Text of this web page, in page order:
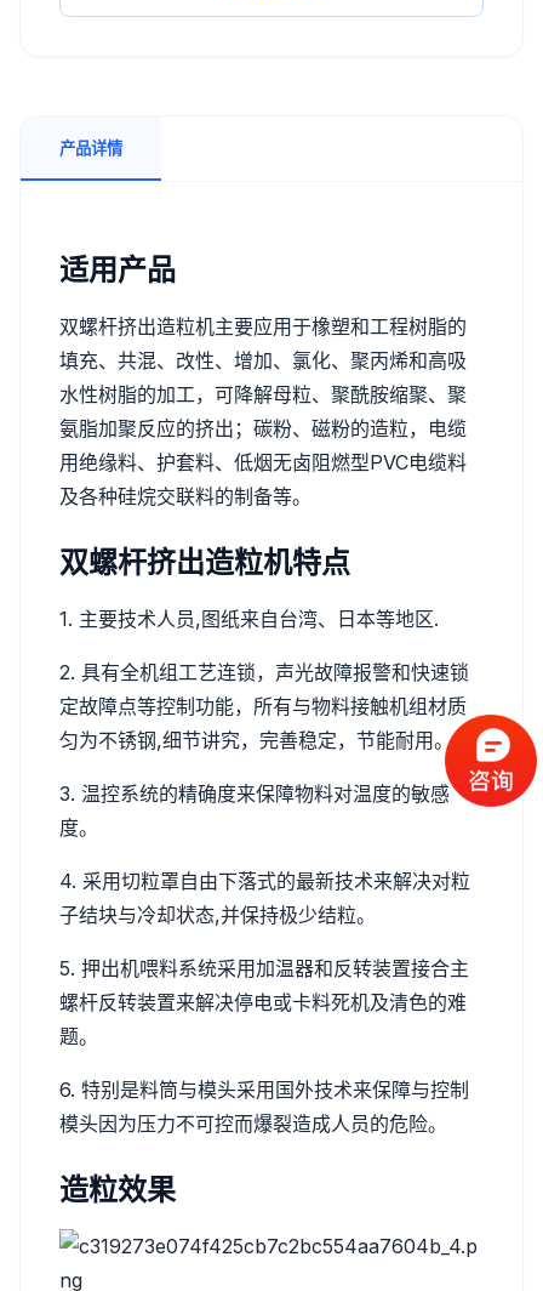
产品详情
适用产品
双螺杆挤出造粒机主要应用于橡塑和工程树脂的
填充、共混、改性、增加、氯化、聚丙烯和高吸
水性树脂的加工，可降解母粒、聚酰胺缩聚、聚
氨脂加聚反应的挤出；碳粉、磁粉的造粒，电缆
用绝缘料、护套料、低烟无卤阻燃型PVC电缆料
及各种硅烷交联料的制备等。
双螺杆挤出造粒机特点
1. 主要技术人员,图纸来自台湾、日本等地区.
2. 具有全机组工艺连锁，声光故障报警和快速锁
定故障点等控制功能，所有与物料接触机组材质
匀为不锈钢,细节讲究，完善稳定，节能耐用。
3. 温控系统的精确度来保障物料对温度的敏感
度。
4. 采用切粒罩自由下落式的最新技术来解决对粒
子结块与冷却状态,并保持极少结粒。
5. 押出机喂料系统采用加温器和反转装置接合主
螺杆反转装置来解决停电或卡料死机及清色的难
题。
6. 特别是料筒与模头采用国外技术来保障与控制
模头因为压力不可控而爆裂造成人员的危险。
造粒效果